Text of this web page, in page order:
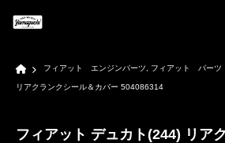
Home
フィアット エンジンパーツ フィアット パーツ
リアクランクシール＆カバー 504086314
フィアット デュカト(244) リア